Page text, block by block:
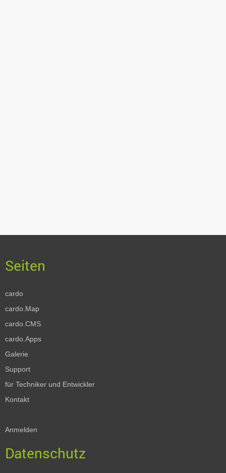
cardo
cardo.Map
cardo.CMS
cardo.Apps
Galerie
Support
für Techniker und Entwickler
Kontakt
Anmelden
Datenschutz